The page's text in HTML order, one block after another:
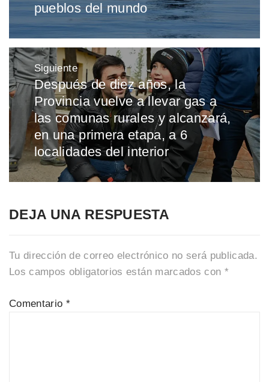
pueblos del mundo
Siguiente
Entrada
siguiente:
Después de diez años, la
Provincia vuelve a llevar gas a
las comunas rurales y alcanzará,
en una primera etapa, a 6
localidades del interior
DEJA UNA RESPUESTA
Tu dirección de correo electrónico no será publicada.
Los campos obligatorios están marcados con *
Comentario *